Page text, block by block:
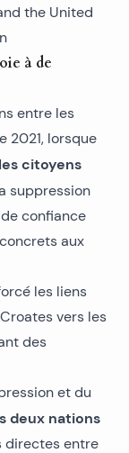
à de
entre les
2021, lorsque
citoyens
suppression
confiance
aux
les liens
vers les
des
et du
deux nations
directes entre